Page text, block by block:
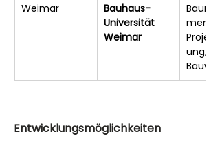
Weimar
Bauhaus-
Universität
Weimar
ment,
ung,
Entwicklungsmöglichkeiten